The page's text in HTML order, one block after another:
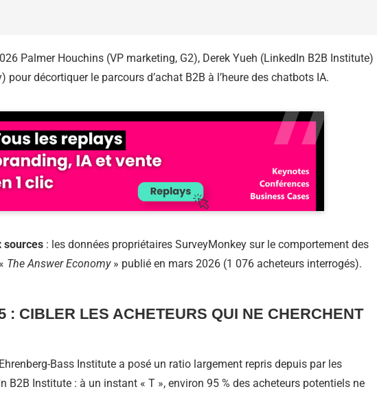
Palmer Houchins (VP marketing, G2), Derek Yueh (LinkedIn B2B Institute)
pour décortiquer le parcours d’achat B2B à l’heure des chatbots IA.
sources : les données propriétaires SurveyMonkey sur le comportement des
The Answer Economy» publié en mars 2026 (1 076 acheteurs interrogés).
: CIBLER LES ACHETEURS QUI NE CHERCHENT
Bass Institute a posé un ratio largement repris depuis par les
B2B Institute : à un instant « T », environ 95 % des acheteurs potentiels ne